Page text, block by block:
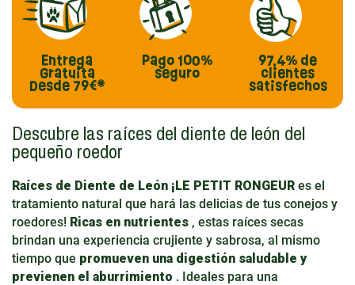
Entrega
Gratuita
Desde 79€*
Pago 100%
seguro
97,4% de
clientes
satisfechos
Descubre las raíces del diente de león del
pequeño roedor
Raíces de Diente de León ¡LE PETIT RONGEUR es el
tratamiento natural que hará las delicias de tus conejos y
roedores! Ricas en nutrientes , estas raíces secas
brindan una experiencia crujiente y sabrosa, al mismo
tiempo que promueven una digestión saludable y
previenen el aburrimiento . Ideales para una